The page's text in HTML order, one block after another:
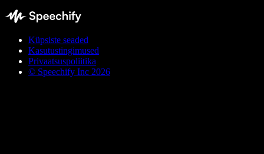
Küpsiste seaded
Kasutustingimused
Privaatsuspoliitika
© Speechify Inc 2026